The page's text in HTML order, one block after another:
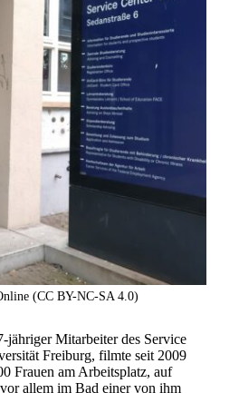
(CC BY-NC-SA 4.0)
jähriger Mitarbeiter des Service
Freiburg, filmte seit 2009
Frauen am Arbeitsplatz, auf
allem im Bad einer von ihm